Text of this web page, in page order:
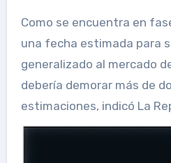
Como se encuentra en
una fecha estimada para
generalizado al mercado
debería demorar más de
estimaciones, indicó La